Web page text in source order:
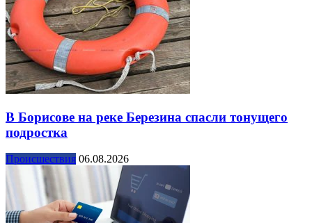
В Борисове на реке Березина спасли тонущего
подростка
Происшествия 06.08.2026